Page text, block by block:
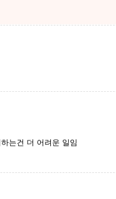
는건 더 어려운 일임